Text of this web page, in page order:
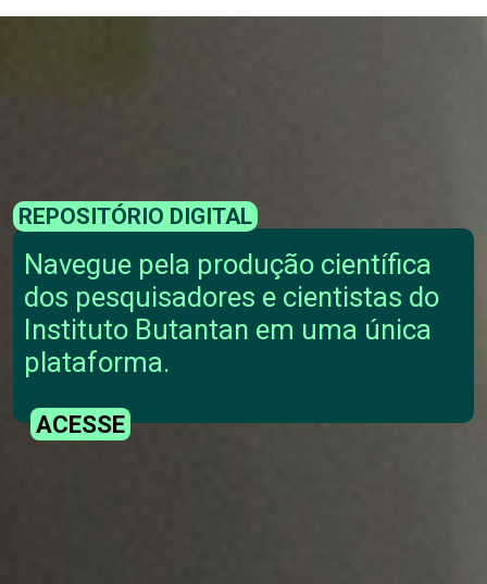
REPOSITÓRIO DIGITAL
Navegue pela produção científica
dos pesquisadores e cientistas do
Instituto Butantan em uma única
plataforma.
ACESSE